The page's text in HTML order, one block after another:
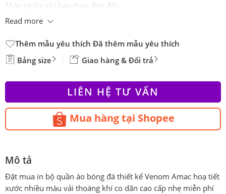
*Sản phẩm chỉ bán theo đơn đội
Read more
Thêm mẫu yêu thích Đã thêm mẫu yêu thích
Bảng size Giao hàng & Đổi trả
LIÊN HỆ TƯ VẤN
Mua hàng tại Shopee
Mô tả
Đặt mua in bộ quần áo bóng đá thiết kế Venom Amac hoạ tiết
xước nhiều màu vải thoáng khí co dãn cao cấp nhẹ miễn phí